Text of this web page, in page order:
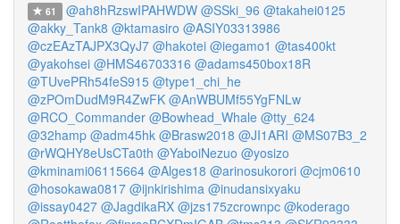
61 @ah8hRzswIPAHWDW @SSki_96 @takahei0125
@akky_Tank8 @ktamasiro @ASIY03313986
@czEAzTAJPX3QyJ7 @hakotei @iegamo1 @tas400kt
@yakohsei @HMS46703316 @adams450box18R
@TUvePRh54feS915 @type1_chi_he
@zPOmDudM9R4ZwFK @AnWBUMf55YgFNLw
@RCO_Commander @Bowhead_Whale @tty_624
@32hamp @adm45hk @Brasw2018 @JI1ARI @MS07B3_2
@rWQHY8eUsCTa0th @YaboiNezuo @yosizo
@kminami06115664 @Alges18 @arinosukorori @cjm0610
@hosokawa0817 @ijnkirishima @inudansixyaku
@issay0427 @JagdikaRX @jzs175zcrownpc @koderago